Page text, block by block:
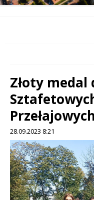
Złoty medal
28.09.2023 8:21